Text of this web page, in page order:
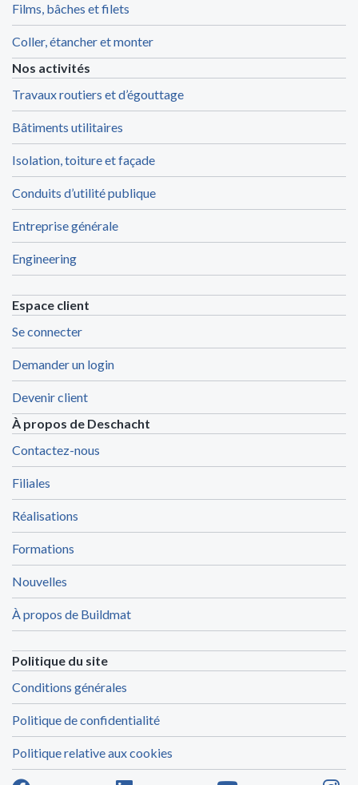
Films, bâches et filets
Coller, étancher et monter
Nos activités
Travaux routiers et d’égouttage
Bâtiments utilitaires
Isolation, toiture et façade
Conduits d’utilité publique
Entreprise générale
Engineering
Espace client
Se connecter
Demander un login
Devenir client
À propos de Deschacht
Contactez-nous
Filiales
Réalisations
Formations
Nouvelles
À propos de Buildmat
Politique du site
Conditions générales
Politique de confidentialité
Politique relative aux cookies